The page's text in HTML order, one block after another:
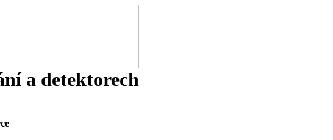
a detektorech